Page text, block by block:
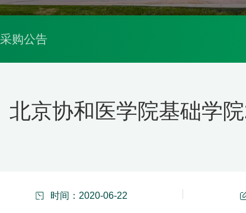
采购公告
北京协和医学院基础学
时间：2020-06-22